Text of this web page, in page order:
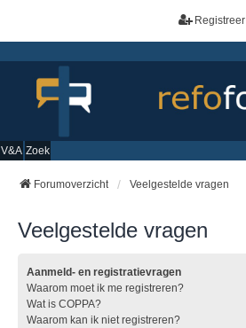
Registreer
V&A Zoek
Forumoverzicht Veelgestelde vragen
Veelgestelde vragen
Aanmeld- en registratievragen
Waarom moet ik me registreren?
Wat is COPPA?
Waarom kan ik niet registreren?